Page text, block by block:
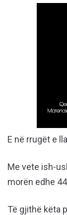
E në rrugët e
Me vete ish-
morën edhe
Të gjithë këta